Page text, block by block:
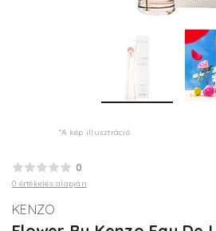
*A kép illusztráció
0
0 értékelés alapján
KENZO